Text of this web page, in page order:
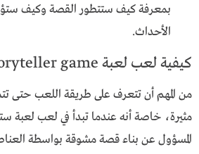
بمعرفة كيف ستتطور القصة وكيف
الأحداث.
كيفية لعب لعبة storyteller game للاندرويد
من المهم أن تتعرف على طريقة اللعب حتى
مثيرة، خاصة أنه عندما تبدأ في لعب لعبة
المسؤول عن بناء قصة مشوقة بواسطة